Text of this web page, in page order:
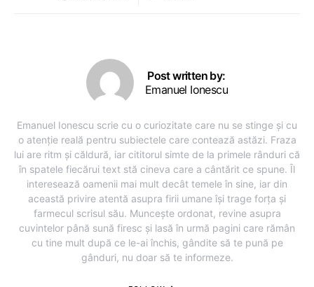
Post written by:
Emanuel Ionescu
Emanuel Ionescu scrie cu o curiozitate care nu se stinge și cu
o atenție reală pentru subiectele care contează astăzi. Fraza
lui are ritm și căldură, iar cititorul simte de la primele rânduri că
în spatele fiecărui text stă cineva care a cântărit ce spune. Îl
interesează oamenii mai mult decât temele în sine, iar din
această privire atentă asupra firii umane își trage forța și
farmecul scrisul său. Muncește ordonat, revine asupra
cuvintelor până sună firesc și lasă în urmă pagini care rămân
cu tine mult după ce le-ai închis, gândite să te pună pe
gânduri, nu doar să te informeze.